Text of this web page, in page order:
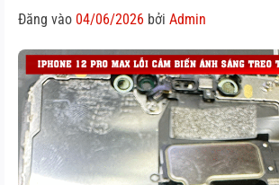
Đăng vào 04/06/2026 bởi Admin